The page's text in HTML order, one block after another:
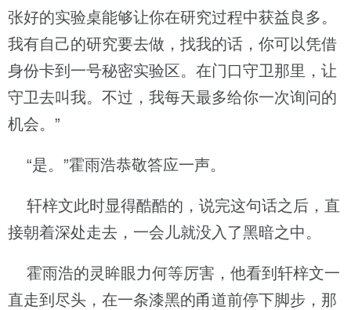
张好的实验桌能够让你在研究过程中获益良多。
我有自己的研究要去做，找我的话，你可以凭借
身份卡到一号秘密实验区。在门口守卫那里，让
守卫去叫我。不过，我每天最多给你一次询问的
机会。”
“是。”霍雨浩恭敬答应一声。
轩梓文此时显得酷酷的，说完这句话之后，直
接朝着深处走去，一会儿就没入了黑暗之中。
霍雨浩的灵眸眼力何等厉害，他看到轩梓文一
直走到尽头，在一条漆黑的甬道前停下脚步，那